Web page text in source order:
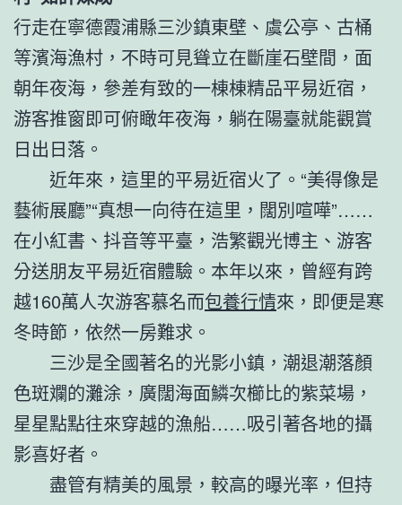
行走在寧德霞浦縣三沙鎮東壁、虞公亭、古桶
等濱海漁村，不時可見聳立在斷崖石壁間，面
朝年夜海，參差有致的一棟棟精品平易近宿，
游客推窗即可俯瞰年夜海，躺在陽臺就能觀賞
日出日落。
近年來，這里的平易近宿火了。“美得像是
藝術展廳”“真想一向待在這里，闊別喧嘩”……
在小紅書、抖音等平臺，浩繁觀光博主、游客
分送朋友平易近宿體驗。本年以來，曾經有跨
越160萬人次游客慕名而包養行情來，即便是寒
冬時節，依然一房難求。
三沙是全國著名的光影小鎮，潮退潮落顏
色斑斕的灘涂，廣闊海面鱗次櫛比的紫菜場，
星星點點往來穿越的漁船……吸引著各地的攝
影喜好者。
盡管有精美的風景，較高的曝光率，但持